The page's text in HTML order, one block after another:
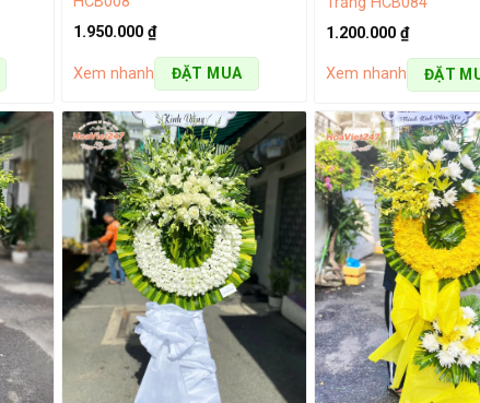
1.950.000 ₫
Xem nhanh ĐẶT MUA
1.200.000 ₫
Xem nhanh ĐẶT